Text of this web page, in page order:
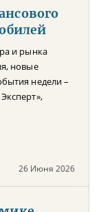
и рынка
новые
недели –
26 Июня 2026